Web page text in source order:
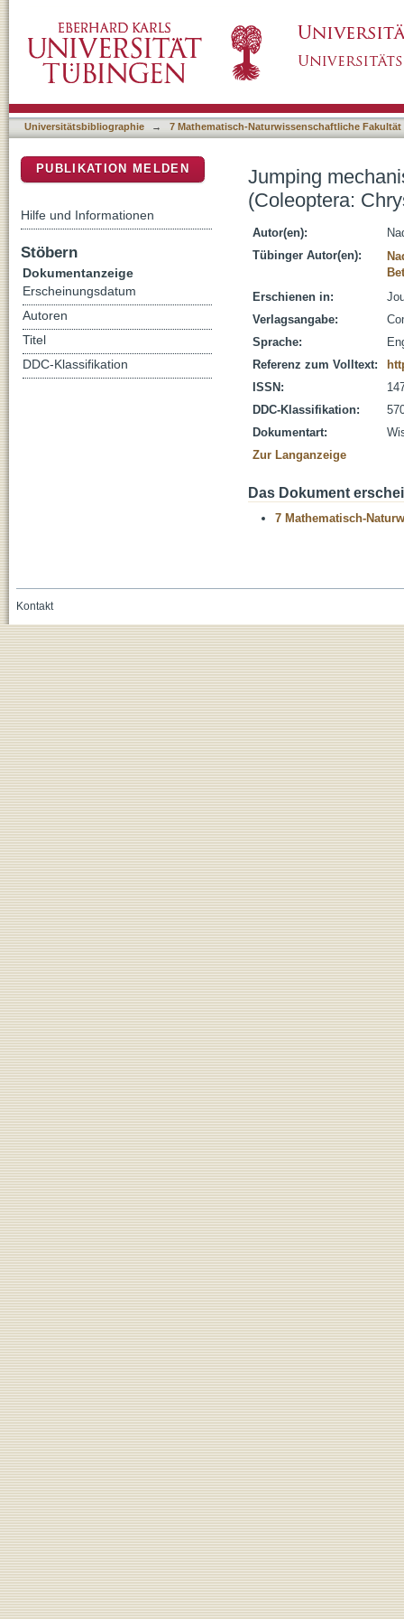
Alticini)
Universitätsbibliographie → 7 Mathematisch-Naturwissenschaftliche Fakultät
Jumping
(Coleoptera:
Autor(en):
Tübinger Autor(en):
Erschienen in:
Verlagsangabe:
Sprache:
Referenz zum Volltext:
ISSN:
DDC-Klassifikation:
Dokumentart:
Zur Langanzeige
Das Dokument
7 Mathematisch-
PUBLIKATION MELDEN
Hilfe und Informationen
Stöbern
Dokumentanzeige
Erscheinungsdatum
Autoren
Titel
DDC-Klassifikation
Kontakt